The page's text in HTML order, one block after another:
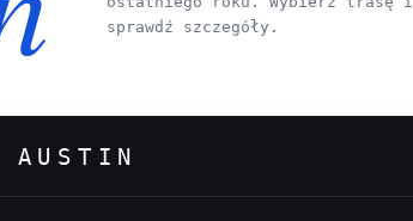
sprawdź szczegóły.
AUSTIN